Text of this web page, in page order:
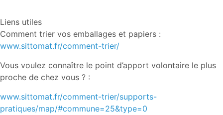
Liens utiles
Comment trier vos emballages et papiers :
www.sittomat.fr/comment-trier/
Vous voulez connaître le point d’apport volontaire le plus
proche de chez vous ? :
www.sittomat.fr/comment-trier/supports-
pratiques/map/#commune=25&type=0